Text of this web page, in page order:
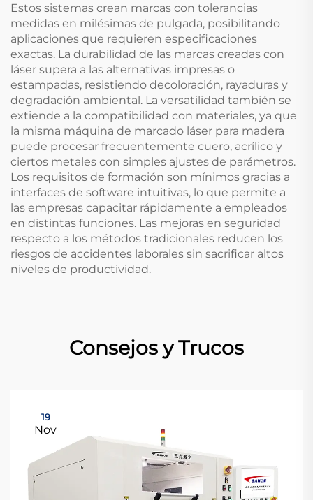
Estos sistemas crean marcas con tolerancias
medidas en milésimas de pulgada, posibilitando
aplicaciones que requieren especificaciones
exactas. La durabilidad de las marcas creadas con
láser supera a las alternativas impresas o
estampadas, resistiendo decoloración, rayaduras y
degradación ambiental. La versatilidad también se
extiende a la compatibilidad con materiales, ya que
la misma máquina de marcado láser para madera
puede procesar frecuentemente cuero, acrílico y
ciertos metales con simples ajustes de parámetros.
Los requisitos de formación son mínimos gracias a
interfaces de software intuitivas, lo que permite a
las empresas capacitar rápidamente a empleados
en distintas funciones. Las mejoras en seguridad
respecto a los métodos tradicionales reducen los
riesgos de accidentes laborales sin sacrificar altos
niveles de productividad.
Consejos y Trucos
19
Nov